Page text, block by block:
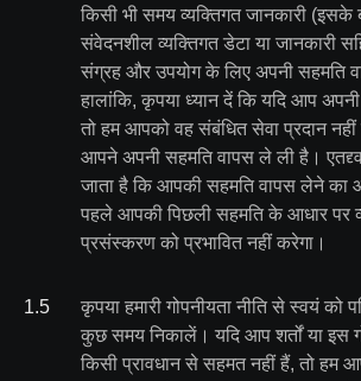
किसी भी समय व्यक्तिगत जानकारी (इसके
संवेदनशील व्यक्तिगत डेटा या जानकारी
संग्रह और उपयोग के लिए अपनी सहमति
हालांकि, कृपया ध्यान दें कि यदि आप
तो हम आपको वह संबंधित सेवा प्रदान
आपने अपनी सहमति वापस ले ली है।
जाता है कि आपकी सहमति वापस लेने का
पहले आपकी पिछली सहमति के आधार पर
प्रसंस्करण को प्रभावित नहीं करेगा।
1.5
कृपया हमारी गोपनीयता नीति से स्वयं को
कुछ समय निकालें। यदि आप शर्तों या इस
किसी प्रावधान से सहमत नहीं हैं, तो हम